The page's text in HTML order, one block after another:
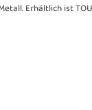
Erhältlich ist